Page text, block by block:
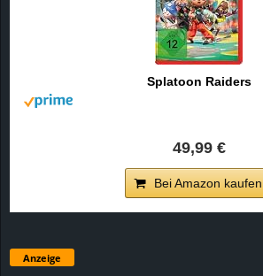
Splatoon Raiders
49,99 €
Bei Amazon kaufen
Anzeige